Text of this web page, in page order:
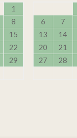
1
8
15
22
29
6
7
13
14
20
21
27
28